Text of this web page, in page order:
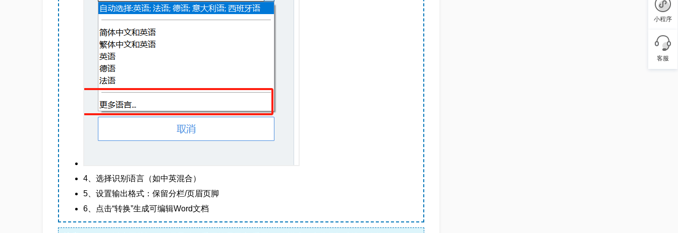
4、选择识别语言（如中英混合）
5、设置输出格式：保留分栏/页眉页脚
6、点击“转换”生成可编辑Word文档
小程序
客服